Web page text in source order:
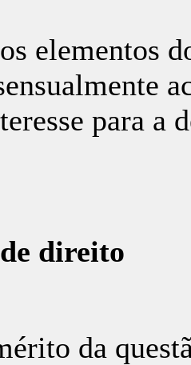
elementos
para a
direito
da